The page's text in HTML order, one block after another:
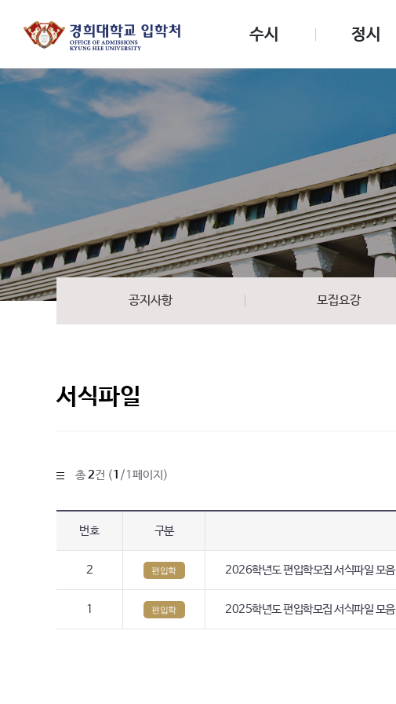
수시 정시
공지사항 모집요강
서식파일
총2건 (1 /1페이지)
번호 구분
2 편입학 2026학년도 편입학모집 서식파일 모음
1 편입학 2025학년도 편입학모집 서식파일 모음